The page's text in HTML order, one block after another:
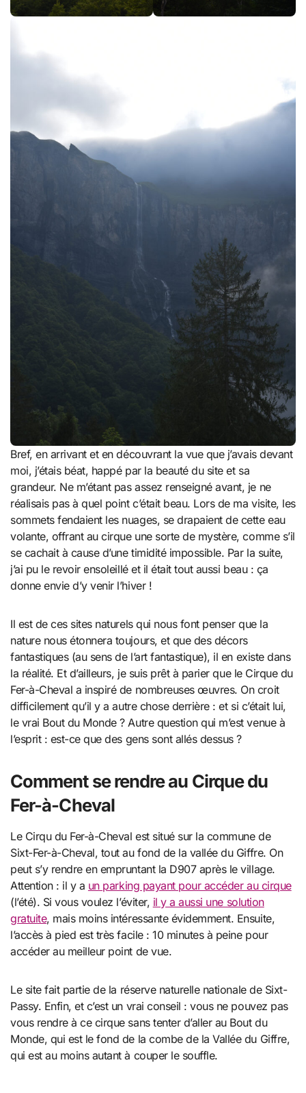
Bref, en arrivant et en découvrant la vue que j’avais devant
moi, j’étais béat, happé par la beauté du site et sa
grandeur. Ne m’étant pas assez renseigné avant, je ne
réalisais pas à quel point c’était beau. Lors de ma visite, les
sommets fendaient les nuages, se drapaient de cette eau
volante, offrant au cirque une sorte de mystère, comme s’il
se cachait à cause d’une timidité impossible. Par la suite,
j’ai pu le revoir ensoleillé et il était tout aussi beau : ça
donne envie d’y venir l’hiver !
Il est de ces sites naturels qui nous font penser que la
nature nous étonnera toujours, et que des décors
fantastiques (au sens de l’art fantastique), il en existe dans
la réalité. Et d’ailleurs, je suis prêt à parier que le Cirque du
Fer-à-Cheval a inspiré de nombreuses œuvres. On croit
difficilement qu’il y a autre chose derrière : et si c’était lui,
le vrai Bout du Monde ? Autre question qui m’est venue à
l’esprit : est-ce que des gens sont allés dessus ?
Comment se rendre au Cirque du
Fer-à-Cheval
Le Cirqu du Fer-à-Cheval est situé sur la commune de
Sixt-Fer-à-Cheval, tout au fond de la vallée du Giffre. On
peut s’y rendre en empruntant la D907 après le village.
Attention : il y a un parking payant pour accéder au cirque
(l’été). Si vous voulez l’éviter, il y a aussi une solution
gratuite, mais moins intéressante évidemment. Ensuite,
l’accès à pied est très facile : 10 minutes à peine pour
accéder au meilleur point de vue.
Le site fait partie de la réserve naturelle nationale de Sixt-
Passy. Enfin, et c’est un vrai conseil : vous ne pouvez pas
vous rendre à ce cirque sans tenter d’aller au Bout du
Monde, qui est le fond de la combe de la Vallée du Giffre,
qui est au moins autant à couper le souffle.